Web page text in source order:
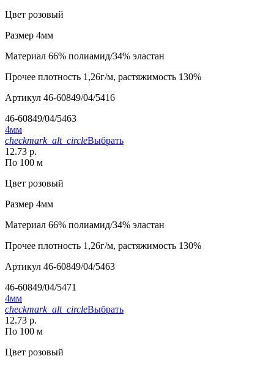
Цвет розовый
Размер 4мм
Материал 66% полиамид/34% эластан
Прочее плотность 1,26г/м, растяжимость 130%
Артикул 46-60849/04/5416
46-60849/04/5463
4мм
checkmark_alt_circleВыбрать
12.73 р.
По 100 м
Цвет розовый
Размер 4мм
Материал 66% полиамид/34% эластан
Прочее плотность 1,26г/м, растяжимость 130%
Артикул 46-60849/04/5463
46-60849/04/5471
4мм
checkmark_alt_circleВыбрать
12.73 р.
По 100 м
Цвет розовый